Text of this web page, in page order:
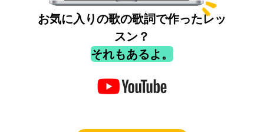
お気に入りの歌の歌詞で作ったレッ
スン？
それもあるよ。